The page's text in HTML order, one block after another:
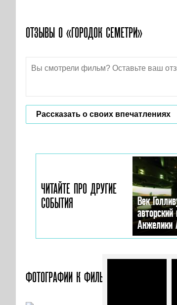
ОТЗЫВЫ О «ГОРОДОК СЕМЕТРИ»
Рассказать о своих впечатлениях
ЧИТАЙТЕ ПРО ДРУГИЕ
СОБЫТИЯ
Век
авторский
Анжелики
ФОТОГРАФИИ К ФИЛЬМУ «ГОРОДОК